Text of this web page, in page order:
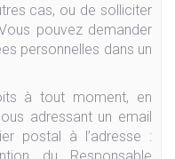
cas, ou de solliciter
pouvez demander
personnelles dans un
à tout moment, en
adressant un email
postal à l’adresse :